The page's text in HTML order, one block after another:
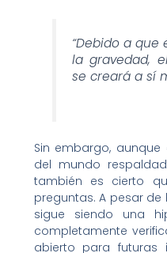
“Debido a que
la gravedad,
se creará a sí
Sin embargo,
del mundo
también es cierto
preguntas. A pesar
sigue siendo una
completamente
abierto para futuras